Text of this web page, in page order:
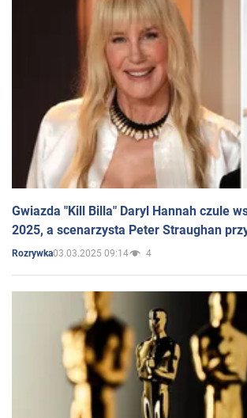
Gwiazda "Kill Billa" Daryl Hannah czule
2025, a scenarzysta Peter Straughan
Rozrywka03.03.2025 09:14 4